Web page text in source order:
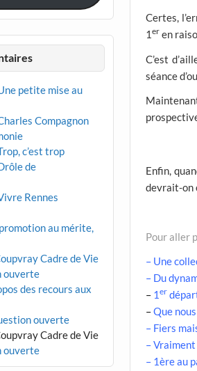
Certes,
1er en
C’est
séance
Enfin,
devrait-on
Pour aller
– Une
– Du
– 1er
–Que
– Fiers
–
– 1ère au
petite mise au
Compagnon
c’est trop
de
Rennes
au mérite,
Cadre de Vie
ouverte
des recours aux
ouverte
Cadre de Vie
ouverte